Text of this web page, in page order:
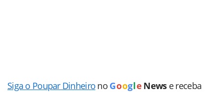
Siga o Poupar Dinheiro no Goog le News e receba